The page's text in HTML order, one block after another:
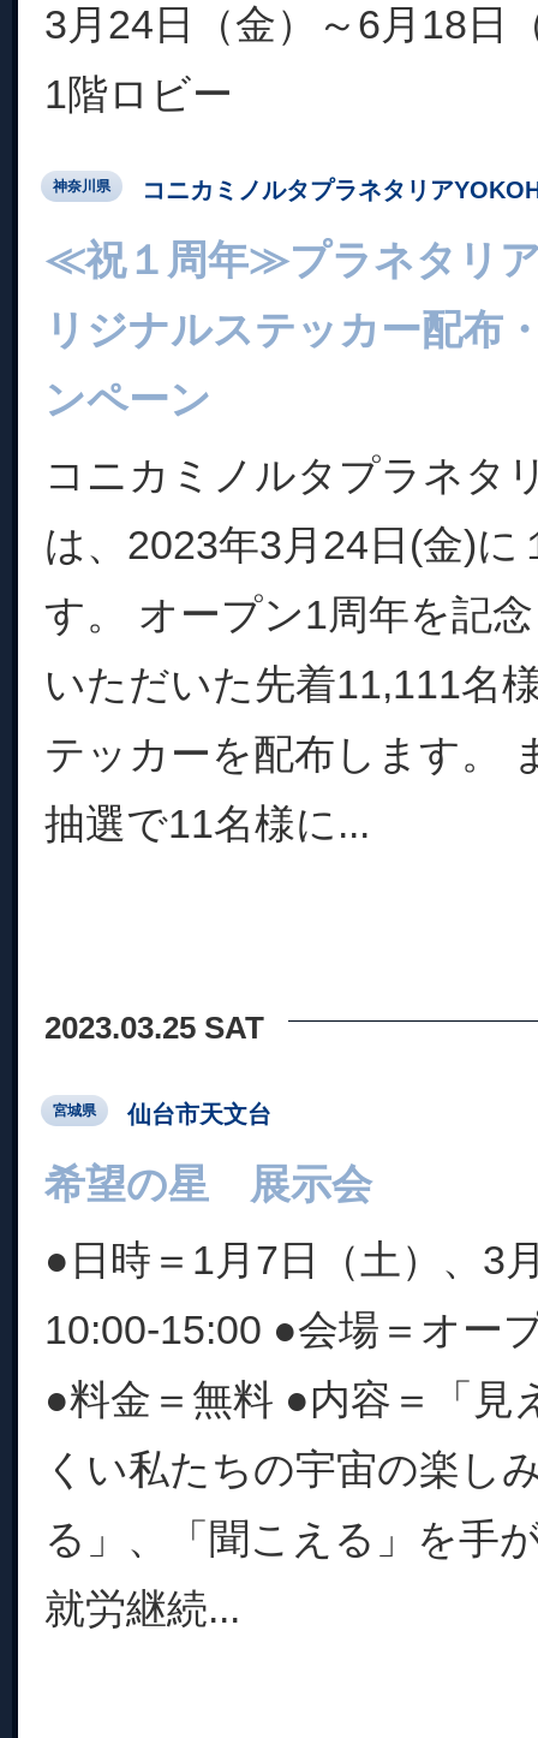
3月24日（金）～6月18日
1階ロビー
神奈川県 コニカミノルタプラネタリア
≪祝１周年≫プラネタリ
リジナルステッカー配布
ンペーン
コニカミノルタプラネタ
は、2023年3月24日(金)に
す。 オープン1周年を記
いただいた先着11,111名
テッカーを配布します。
抽選で11名様に...
2023.03.25 SAT
宮城県 仙台市天文台
希望の星 展示会
●日時＝1月7日（土）、3
10:00-15:00 ●会場＝オー
●料金＝無料 ●内容＝「見
くい私たちの宇宙の楽し
る」、「聞こえる」を手
就労継続...